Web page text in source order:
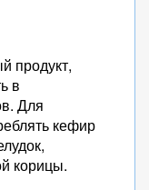
продукт,
в
Для
кефир
корицы.